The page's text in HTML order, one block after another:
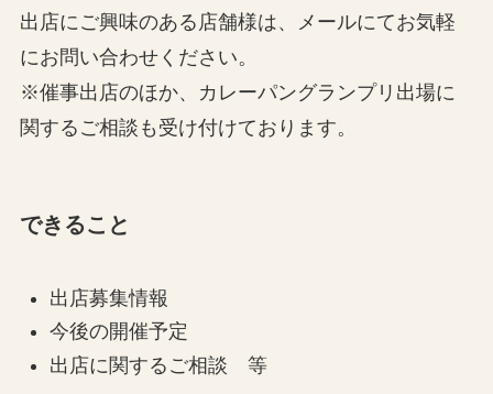
出店にご興味のある店舗様は、メールにてお気軽
にお問い合わせください。
※催事出店のほか、カレーパングランプリ出場に
関するご相談も受け付けております。
できること
出店募集情報
今後の開催予定
出店に関するご相談 等